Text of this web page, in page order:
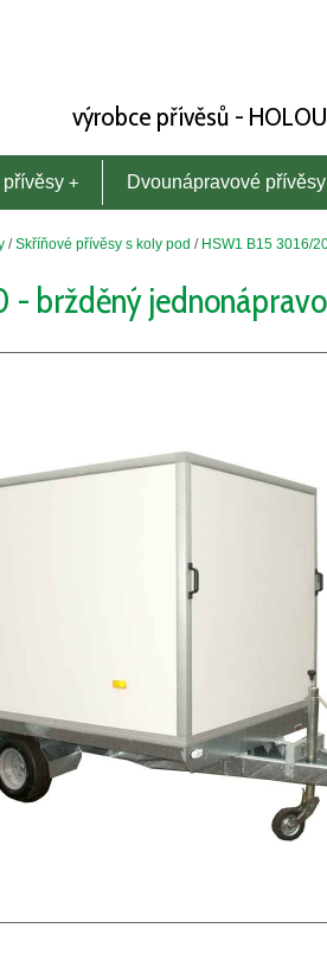
výrobce přívěsů -
Dvounápravové přívěsy
/Skříňové přívěsy s koly pod / HSW1 B15 3016/
- bržděný